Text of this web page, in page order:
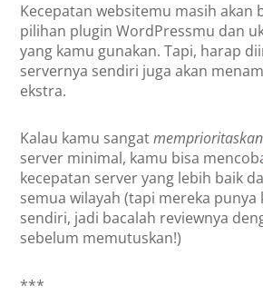
Kecepatan websitemu masih akan
pilihan plugin WordPressmu dan
yang kamu gunakan. Tapi, harap
servernya sendiri juga akan
ekstra.
Kalau kamu sangatmemprioritaskan
server minimal, kamu bisa
kecepatan server yang lebih baik
semua wilayah (tapi mereka punya
sendiri, jadi bacalah reviewnya
sebelum memutuskan!)
***